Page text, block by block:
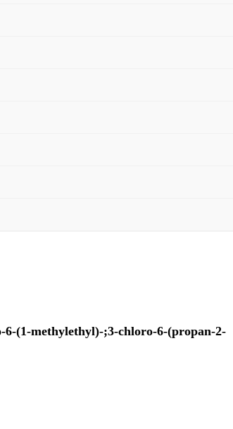
(1-methylethyl)-;3-chloro-6-(propan-2-